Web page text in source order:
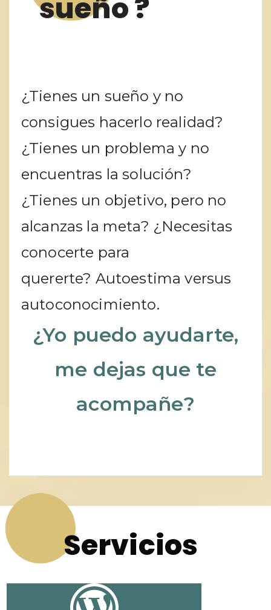
sueño ?
¿Tienes un sueño y no
consigues hacerlo realidad?
¿Tienes un problema y no
encuentras la solución?
¿Tienes un objetivo, pero no
alcanzas la meta? ¿Necesitas
conocerte para
quererte? Autoestima versus
autoconocimiento.
¿Yo puedo ayudarte,
me dejas que te
acompañe?
Servicios